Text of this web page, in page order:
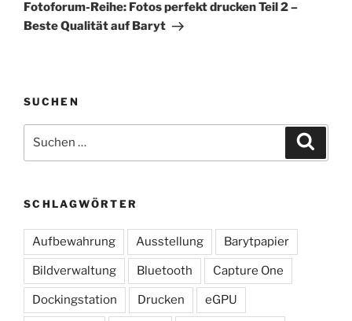
Fotoforum-Reihe: Fotos perfekt drucken Teil 2 –
Beste Qualität auf Baryt
SUCHEN
nach:
SCHLAGWÖRTER
Aufbewahrung Ausstellung Barytpapier
Bildverwaltung Bluetooth Capture One
Dockingstation Drucken eGPU